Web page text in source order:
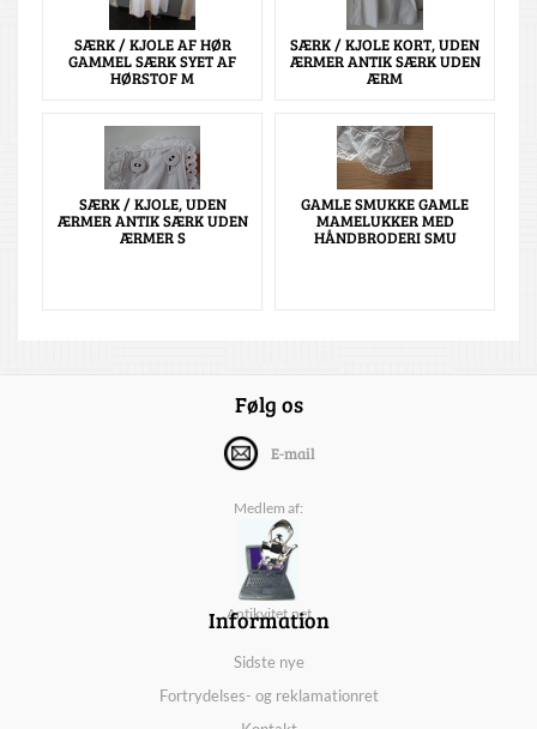
SÆRK / KJOLE AF HØR
GAMMEL SÆRK SYET AF
HØRSTOF M
SÆRK / KJOLE KORT, UDEN
ÆRMER ANTIK SÆRK UDEN
ÆRM
SÆRK / KJOLE, UDEN
ÆRMER ANTIK SÆRK UDEN
ÆRMER S
GAMLE SMUKKE GAMLE
MAMELUKKER MED
HÅNDBRODERI SMU
Følg os
E-mail
Medlem af:
Antikvitet.net
Information
Sidste nye
Fortrydelses- og reklamationret